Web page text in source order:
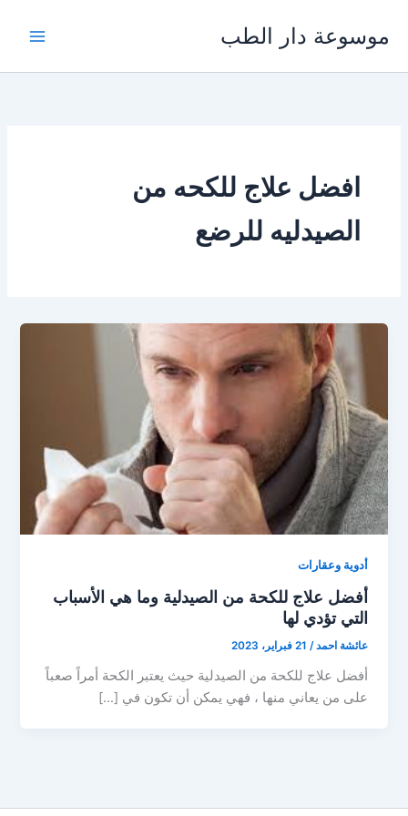
المحتوى
موسوعة دار الطب
افضل علاج للكحه من
الصيدليه للرضع
أدوية وعقارات
أفضل علاج للكحة من الصيدلية وما هي الأسباب
التي تؤدي لها
عائشة احمد/ 21 فبراير، 2023
أفضل علاج للكحة من الصيدلية حيث يعتبر الكحة أمراً صعباً
على من يعاني منها ، فهي يمكن أن تكون في […]